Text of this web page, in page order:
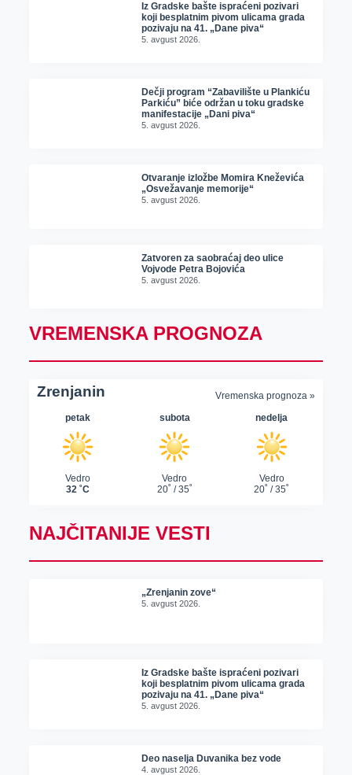
Iz Gradske bašte ispraćeni pozivari
koji besplatnim pivom ulicama grada
pozivaju na 41. „Dane piva“
5. avgust 2026.
Dečji program “Zabavilište u Plankiću
Parkiću” biće održan u toku gradske
manifestacije „Dani piva“
5. avgust 2026.
Otvaranje izložbe Momira Kneževića
„Osvežavanje memorije“
5. avgust 2026.
Zatvoren za saobraćaj deo ulice
Vojvode Petra Bojovića
5. avgust 2026.
VREMENSKA PROGNOZA
NAJČITANIJE VESTI
„Zrenjanin zove“
5. avgust 2026.
Iz Gradske bašte ispraćeni pozivari
koji besplatnim pivom ulicama grada
pozivaju na 41. „Dane piva“
5. avgust 2026.
Deo naselja Duvanika bez vode
4. avgust 2026.